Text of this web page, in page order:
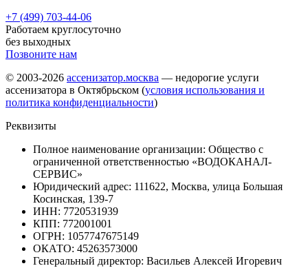
+7 (499) 703-44-06
Работаем круглосуточно
без выходных
Позвоните нам
© 2003-2026 ассенизатор.москва — недорогие услуги
ассенизатора в Октябрьском (условия использования и
политика конфиденциальности)
Реквизиты
Полное наименование организации: Общество с
ограниченной ответственностью «ВОДОКАНАЛ-
СЕРВИС»
Юридический адрес: 111622, Москва, улица Большая
Косинская, 139-7
ИНН: 7720531939
КПП: 772001001
ОГРН: 1057747675149
ОКАТО: 45263573000
Генеральный директор: Васильев Алексей Игоревич